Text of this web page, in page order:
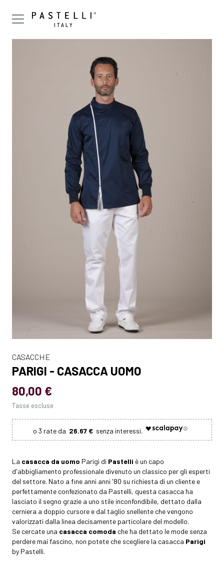
CASACCHE
PARIGI - CASACCA UOMO
80,00 €
Tasse escluse
26.67 €
La casacca da uomo Parigi di Pastelli è un capo
d'abbigliamento professionale divenuto un classico per gli esperti
del settore. Nato a fine anni anni '80 su richiesta di un cliente e
perfettamente confezionato da Pastelli, questa casacca ha
lasciato il segno grazie a uno stile inconfondibile, dettato dalla
cerniera a doppio cursore e dal taglio snellente che vengono
valorizzati dalla linea decisamente particolare del modello.
Se cercate una casacca comoda che ha dettato le mode senza
perdere mai fascino, non potete che scegliere la casacca Parigi
by Pastelli.